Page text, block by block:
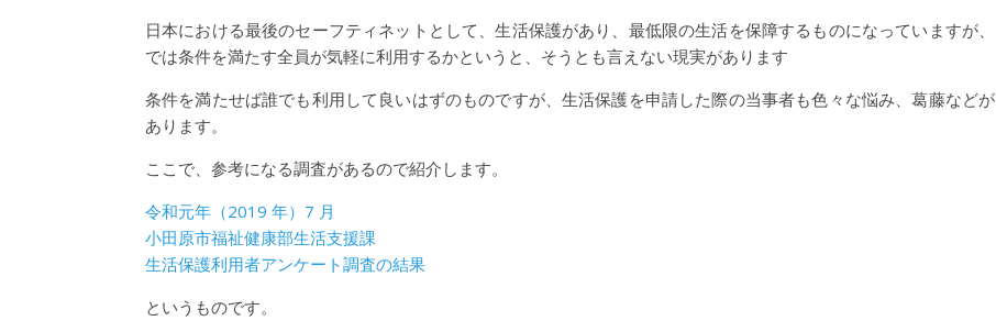
日本における最後のセーフティネットとして、生活保護があり、最低限の生活を保障するものになっていますが、
では条件を満たす全員が気軽に利用するかというと、そうとも言えない現実があります
条件を満たせば誰でも利用して良いはずのものですが、生活保護を申請した際の当事者も色々な悩み、葛藤などが
あります。
ここで、参考になる調査があるので紹介します。
令和元年（2019 年）7 月
小田原市福祉健康部生活支援課
生活保護利用者アンケート調査の結果
というものです。